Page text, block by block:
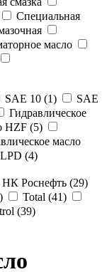
Специальная
масло
SAE 10 (1)
SAE
Гидравлическое
HZF (5)
масло
(4)
НК Роснефть (29)
Total (41)
(39)